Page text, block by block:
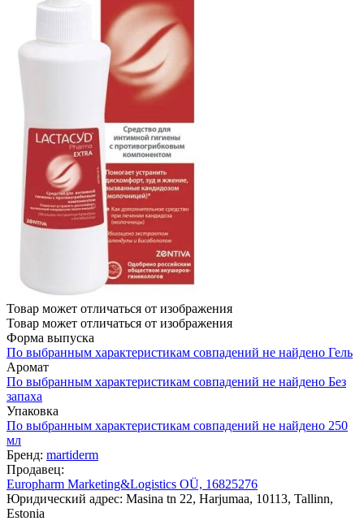
Товар может отличаться от изображения
Товар может отличаться от изображения
Форма выпуска
По выбранным характеристикам совпадений не найдено Гель
Аромат
По выбранным характеристикам совпадений не найдено Без
запаха
Упаковка
По выбранным характеристикам совпадений не найдено 250
мл
Бренд: martiderm
Продавец:
Europharm Marketing&Logistics OÜ, 16825276
Юридический адрес: Masina tn 22, Harjumaa, 10113, Tallinn,
Estonia